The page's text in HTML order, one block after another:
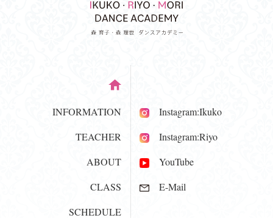
INFORMATION
TEACHER
ABOUT
CLASS
SCHEDULE
Instagram:Ikuko
Instagram:Riyo
YouTube
E-Mail